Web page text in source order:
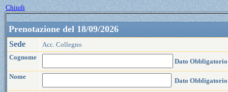
Chiudi
Prenotazione del 18/09/2026
Sede
Acc. Collegno
Cognome
Dato
Nome
Dato